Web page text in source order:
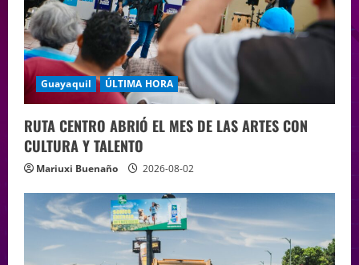
Guayaquil ÚLTIMA HORA
RUTA CENTRO ABRIÓ EL MES DE LAS ARTES CON
CULTURA Y TALENTO
Mariuxi Buenaño 2026-08-02